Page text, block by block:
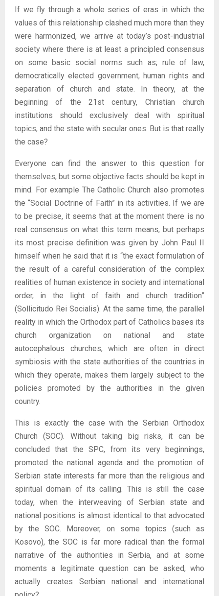
If we fly through a whole series of eras in which the
values ​​of this relationship clashed much more than they
were harmonized, we arrive at today’s post-industrial
society where there is at least a principled consensus
on some basic social norms such as; rule of law,
democratically elected government, human rights and
separation of church and state. In theory, at the
beginning of the 21st century, Christian church
institutions should exclusively deal with spiritual
topics, and the state with secular ones. But is that really
the case?
Everyone can find the answer to this question for
themselves, but some objective facts should be kept in
mind. For example The Catholic Church also promotes
the “Social Doctrine of Faith” in its activities. If we are
to be precise, it seems that at the moment there is no
real consensus on what this term means, but perhaps
its most precise definition was given by John Paul II
himself when he said that it is “the exact formulation of
the result of a careful consideration of the complex
realities of human existence in society and international
order, in the light of faith and church tradition”
(Sollicitudo Rei Socialis). At the same time, the parallel
reality in which the Orthodox part of Catholics bases its
church organization on national and state
autocephalous churches, which are often in direct
symbiosis with the state authorities of the countries in
which they operate, makes them largely subject to the
policies promoted by the authorities in the given
country.
This is exactly the case with the Serbian Orthodox
Church (SOC). Without taking big risks, it can be
concluded that the SPC, from its very beginnings,
promoted the national agenda and the promotion of
Serbian state interests far more than the religious and
spiritual domain of its calling. This is still the case
today, when the interweaving of Serbian state and
national positions is almost identical to that advocated
by the SOC. Moreover, on some topics (such as
Kosovo), the SOC is far more radical than the formal
narrative of the authorities in Serbia, and at some
moments a legitimate question can be asked, who
actually creates Serbian national and international